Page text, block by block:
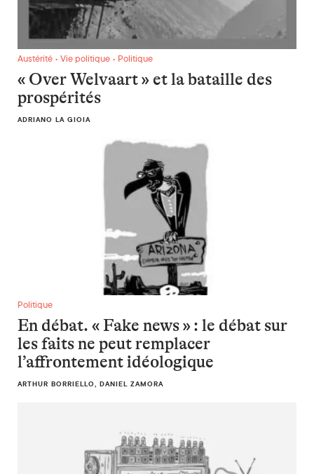
« Over Welvaart » et la bataille des prospérités
Austérité • Vie politique • Politique
« Over Welvaart » et la bataille des
prospérités
ADRIANO LA GIOIA
En débat. « Fake news » : le débat sur les faits ne peut
Politique
En débat. « Fake news » : le débat sur
les faits ne peut remplacer
l’affrontement idéologique
ARTHUR BORRIELLO, DANIEL ZAMORA